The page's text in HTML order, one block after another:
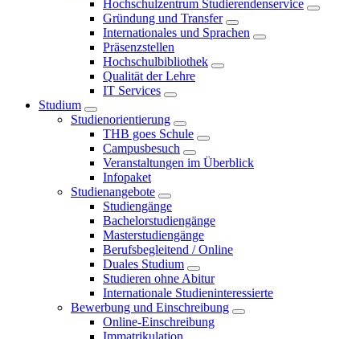
Hochschulzentrum Studierendenservice
Gründung und Transfer
Internationales und Sprachen
Präsenzstellen
Hochschulbibliothek
Qualität der Lehre
IT Services
Studium
Studienorientierung
THB goes Schule
Campusbesuch
Veranstaltungen im Überblick
Infopaket
Studienangebote
Studiengänge
Bachelorstudiengänge
Masterstudiengänge
Berufsbegleitend / Online
Duales Studium
Studieren ohne Abitur
Internationale Studieninteressierte
Bewerbung und Einschreibung
Online-Einschreibung
Immatrikulation